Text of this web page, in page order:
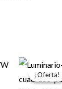
¡Oferta!
¡Oferta!